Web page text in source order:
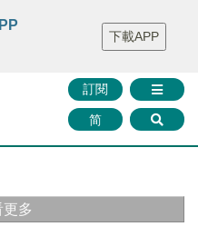
財華證券 媒體矩陣
智庫沙龍
聯絡我們
訂閱
简
下載APP
更多